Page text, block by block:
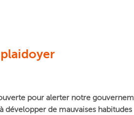
pour alerter notre
développer de mauvaises habitudes